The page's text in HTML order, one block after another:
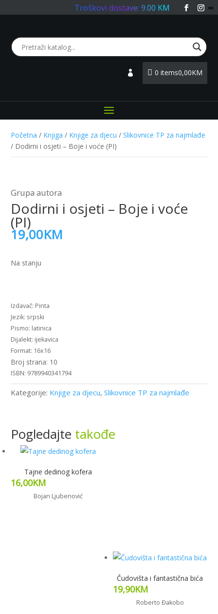
Troškovi dostave: 9.00 KM
0 items0,00KM
Početna / Knjiga / Knjige za djecu /Slikovnice TP za najmlađe
/ Dodirni i osjeti – Boje i voće (PI)
Grupa autora
Dodirni i osjeti – Boje i voće
(PI)
19,00KM
Na stanju
-
Boje
i
voće
(PI)
količina
Pinta
srpski
latinica
ijekavica
16x16
10
9789940341794
Kategorije: Knjige za djecu,Slikovnice TP za najmlađe
Pogledajte takođe
Tajne dedinog kofera
16,00KM
Bojan Ljubenović
Čudovišta i fantastična bića
19,90KM
Roberto Đakobo